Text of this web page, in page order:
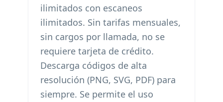
ilimitados con escaneos
ilimitados. Sin tarifas mensuales,
sin cargos por llamada, no se
requiere tarjeta de crédito.
Descarga códigos de alta
resolución (PNG, SVG, PDF) para
siempre. Se permite el uso